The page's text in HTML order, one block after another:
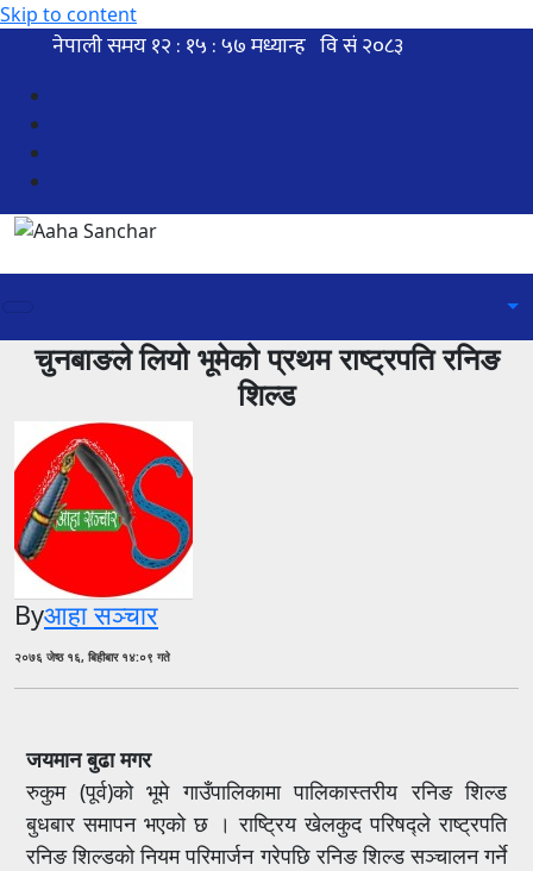
Skip to content
चुनबाङले लियो भूमेको प्रथम राष्ट्रपति रनिङ
शिल्ड
Byआहा सञ्चार
२०७६ जेष्ठ १६, बिहीबार १४:०९ गते
जयमान बुढा मगर
रुकुम (पूर्व)को भूमे गाउँपालिकामा पालिकास्तरीय रनिङ शिल्ड
बुधबार समापन भएको छ । राष्ट्रिय खेलकुद परिषद्ले राष्ट्रपति
रनिङ शिल्डको नियम परिमार्जन गरेपछि रनिङ शिल्ड सञ्चालन गर्ने